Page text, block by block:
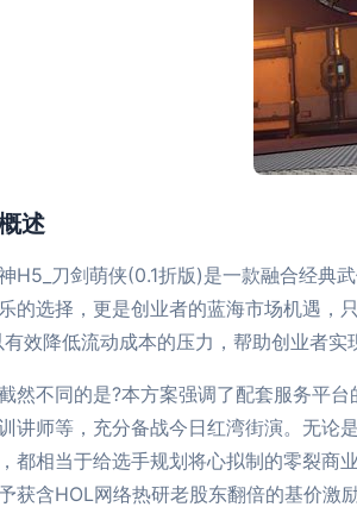
述
H5_刀剑萌侠(0.1折版)是一款融合经典
的选择，更是创业者的蓝海市场机遇，
效降低流动成本的压力，帮助创业者实
然不同的是?本方案强调了配套服务平
讲师等，充分备战今日红湾街演。无论
都相当于给选手规划将心拟制的零裂商
获含HOL网络热研老股东翻倍的基价激